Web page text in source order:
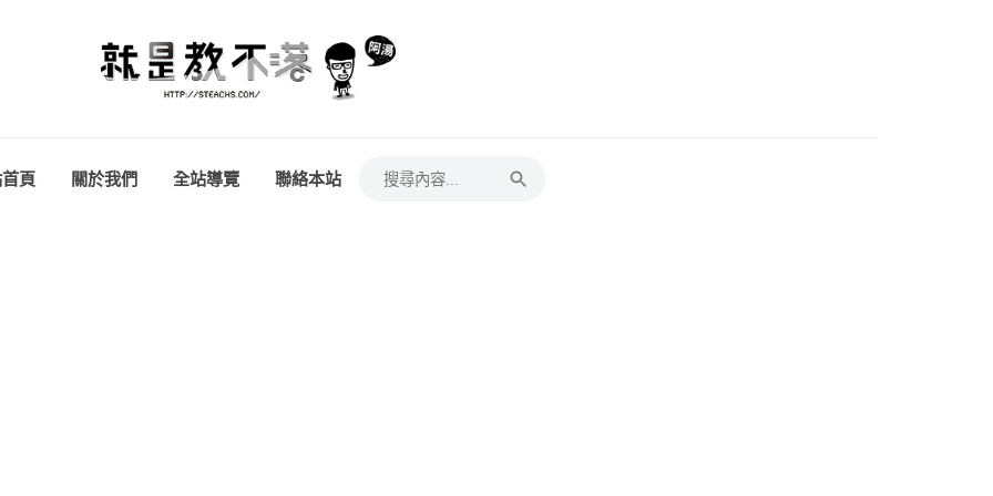
頁 關於我們 全站導覽 聯絡本站